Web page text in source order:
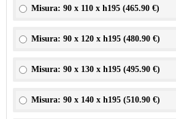
Misura: 90 x 110 x h195 (465.90 €)
Misura: 90 x 120 x h195 (480.90 €)
Misura: 90 x 130 x h195 (495.90 €)
Misura: 90 x 140 x h195 (510.90 €)